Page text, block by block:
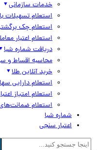
خدمات سازمانی
استعلام تسهیلات بانکی
استعلام چک برگشتی
استعلام اعتبار معاملاتی
دریافت شماره شبا
محاسبه اقساط و سود
خرید آنلاین طلا
استعلام دارایی سهام
استعلام امتیاز
استعلام ضمانت‌های
شماره شبا
اعتبار سنجی